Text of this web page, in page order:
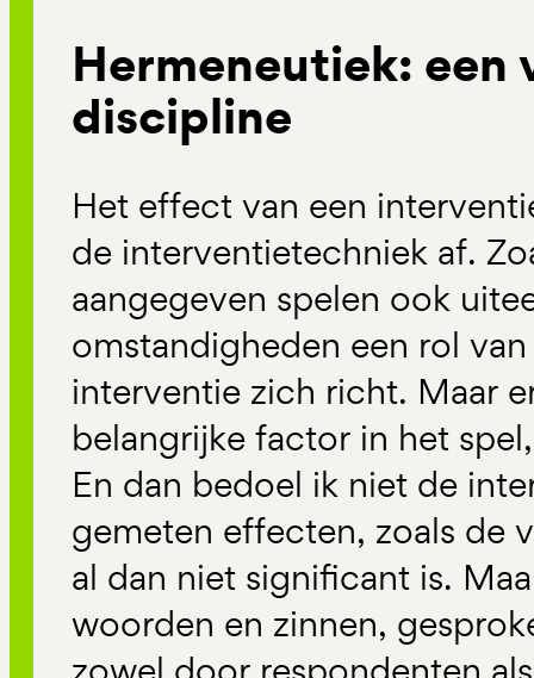
Hermeneutiek: een
discipline
Het effect van een
de interventietechniek af.
aangegeven spelen ook
omstandigheden een rol
interventie zich richt. Maar
belangrijke factor in het
En dan bedoel ik niet de
gemeten effecten, zoals de
al dan niet significant is.
woorden en zinnen,